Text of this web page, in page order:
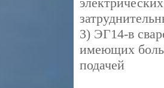
3) ЭГ14-в
имеющих
подачей